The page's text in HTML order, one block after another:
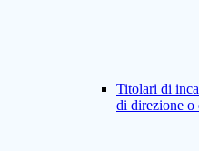
Titolari di
di direzione o